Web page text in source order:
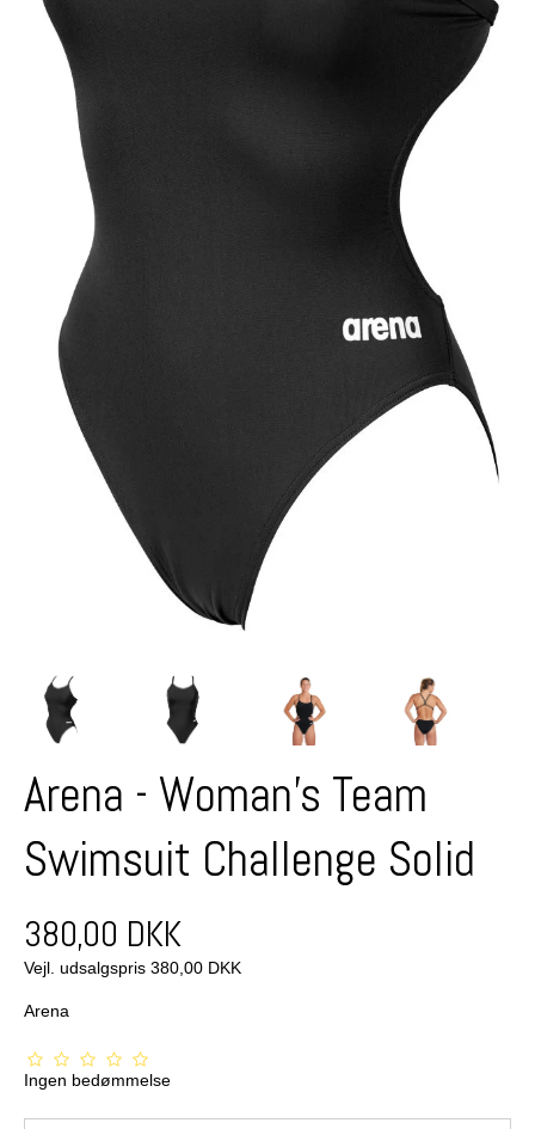
Arena - Woman's Team
Swimsuit Challenge Solid
380,00 DKK
Vejl. udsalgspris 380,00 DKK
Arena
Ingen bedømmelse